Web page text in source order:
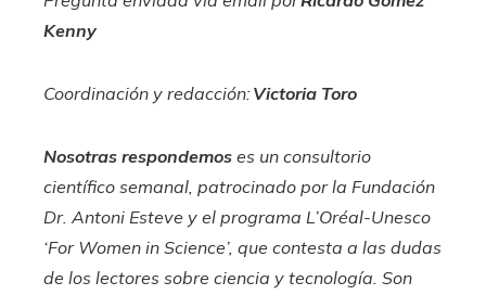
Kenny
Coordinación y redacción:Victoria Toro
Nosotras respondemos es un consultorio
científico semanal, patrocinado por la Fundación
Dr. Antoni Esteve y el programa L’Oréal-Unesco
‘For Women in Science’, que contesta a las dudas
de los lectores sobre ciencia y tecnología. Son